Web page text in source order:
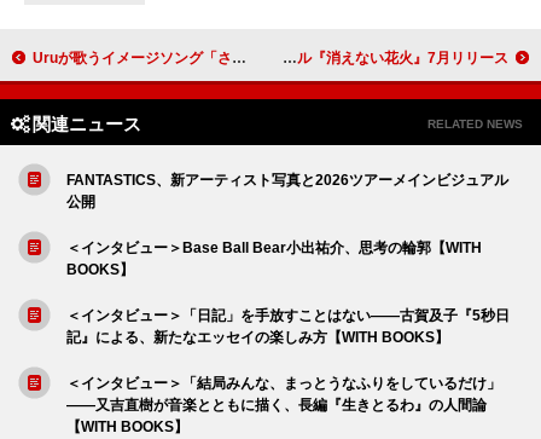
Uruが歌うイメージソング「さすらいの唄」×映画『未来』のコラボMV公開 timelesz、“出会いの奇跡”を描くニューシングル『消えない花火』7月リリース
関連ニュース RELATED NEWS
FANTASTICS、新アーティスト写真と2026ツアーメインビジュアル
公開
＜インタビュー＞Base Ball Bear小出祐介、思考の輪郭【WITH
BOOKS】
＜インタビュー＞「日記」を手放すことはない――古賀及子『5秒日
記』による、新たなエッセイの楽しみ方【WITH BOOKS】
＜インタビュー＞「結局みんな、まっとうなふりをしているだけ」
――又吉直樹が音楽とともに描く、長編『生きとるわ』の人間論
【WITH BOOKS】